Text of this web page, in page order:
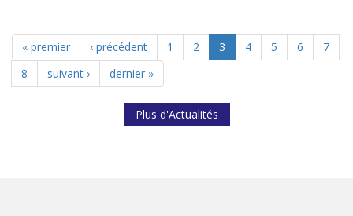
« premier ‹ précédent 1 2 3 4 5 6
7
8
suivant › dernier »
Plus d'Actualités